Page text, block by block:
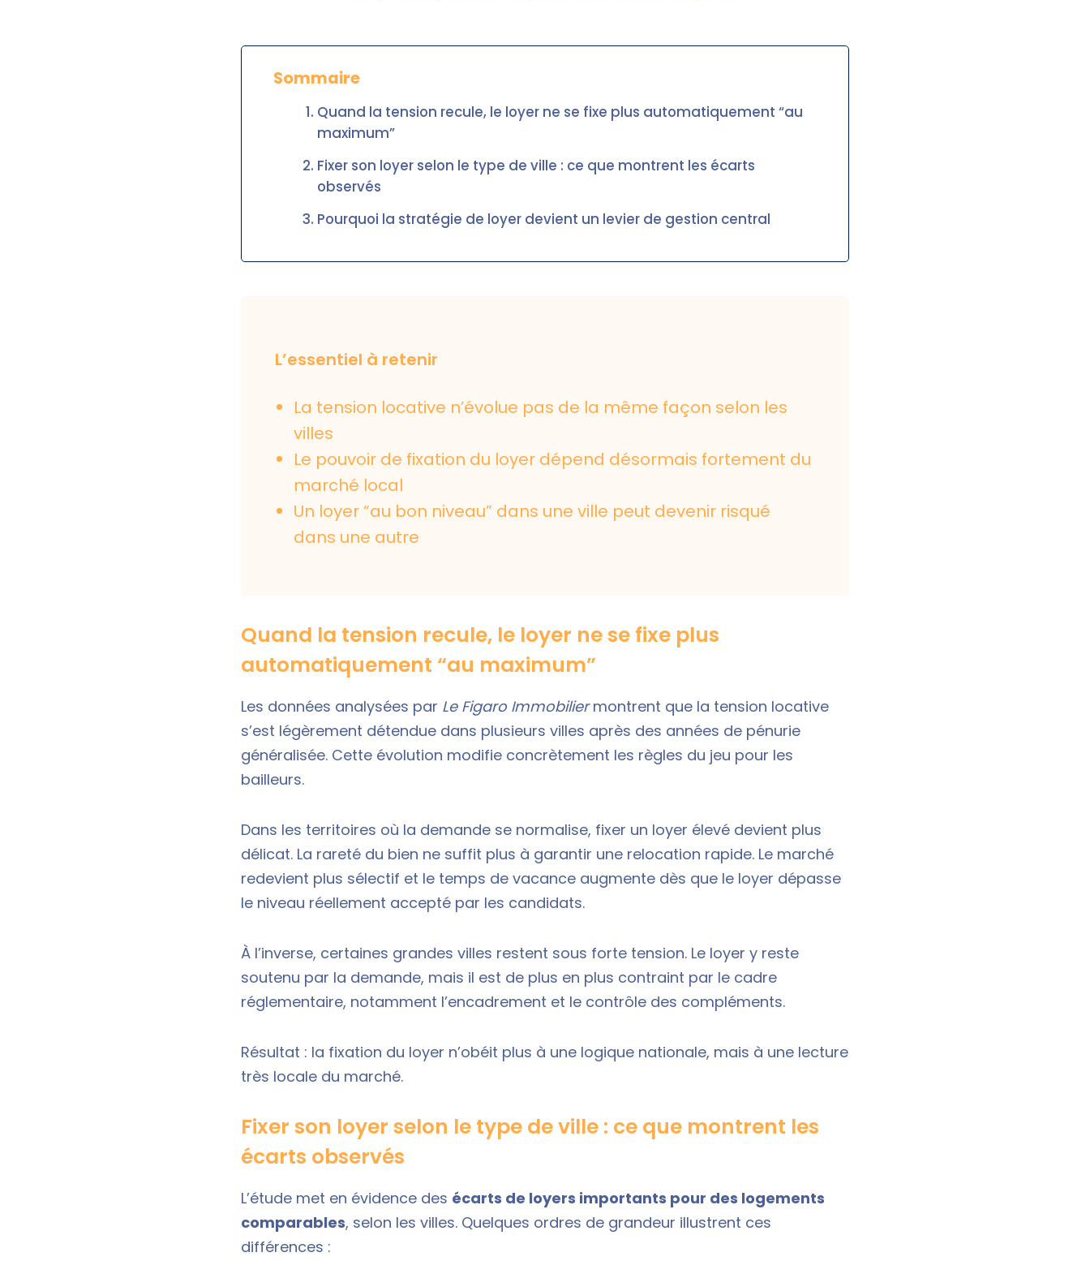
Sommaire
Quand la tension recule, le loyer ne se fixe plus automatiquement “au
maximum”
Fixer son loyer selon le type de ville : ce que montrent les écarts
observés
Pourquoi la stratégie de loyer devient un levier de gestion central
L’essentiel à retenir
La tension locative n’évolue pas de la même façon selon les
villes
Le pouvoir de fixation du loyer dépend désormais fortement du
marché local
Un loyer “au bon niveau” dans une ville peut devenir risqué
dans une autre
Quand la tension recule, le loyer ne se fixe plus
automatiquement “au maximum”
Les données analysées par Le Figaro Immobiliermontrent que la tension locative
s’est légèrement détendue dans plusieurs villes après des années de pénurie
généralisée. Cette évolution modifie concrètement les règles du jeu pour les
bailleurs.
Dans les territoires où la demande se normalise, fixer un loyer élevé devient plus
délicat. La rareté du bien ne suffit plus à garantir une relocation rapide. Le marché
redevient plus sélectif et le temps de vacance augmente dès que le loyer dépasse
le niveau réellement accepté par les candidats.
À l’inverse, certaines grandes villes restent sous forte tension. Le loyer y reste
soutenu par la demande, mais il est de plus en plus contraint par le cadre
réglementaire, notamment l’encadrement et le contrôle des compléments.
Résultat : la fixation du loyer n’obéit plus à une logique nationale, mais à une lecture
très locale du marché.
Fixer son loyer selon le type de ville : ce que montrent les
écarts observés
L’étude met en évidence des écarts de loyers importants pour des logements
comparables, selon les villes. Quelques ordres de grandeur illustrent ces
différences :